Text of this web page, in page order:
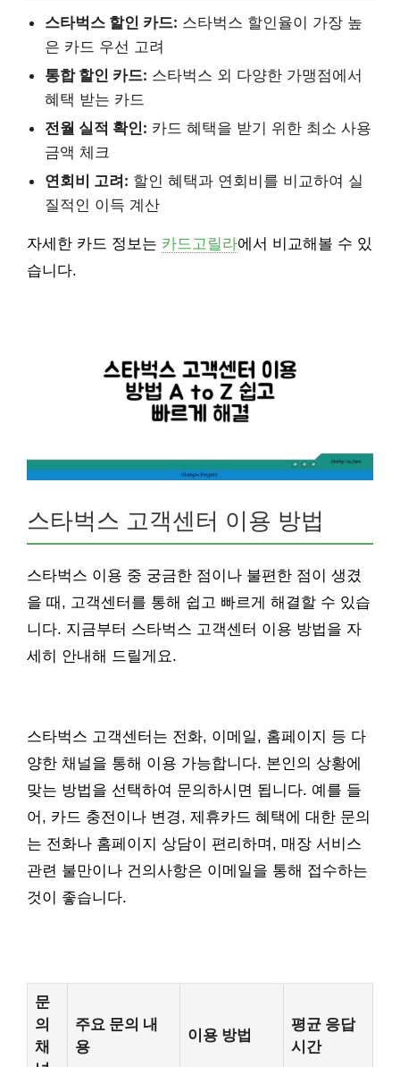
스타벅스 할인 카드: 스타벅스 할인율이 가장 높
은 카드 우선 고려
통합 할인 카드: 스타벅스 외 다양한 가맹점에서
혜택 받는 카드
전월 실적 확인: 카드 혜택을 받기 위한 최소 사용
금액 체크
연회비 고려: 할인 혜택과 연회비를 비교하여 실
질적인 이득 계산
자세한 카드 정보는 카드고릴라에서 비교해볼 수 있
습니다.
스타벅스 고객센터 이용 방법
스타벅스 이용 중 궁금한 점이나 불편한 점이 생겼
을 때, 고객센터를 통해 쉽고 빠르게 해결할 수 있습
니다. 지금부터 스타벅스 고객센터 이용 방법을 자
세히 안내해 드릴게요.
스타벅스 고객센터는 전화, 이메일, 홈페이지 등 다
양한 채널을 통해 이용 가능합니다. 본인의 상황에
맞는 방법을 선택하여 문의하시면 됩니다. 예를 들
어, 카드 충전이나 변경, 제휴카드 혜택에 대한 문의
는 전화나 홈페이지 상담이 편리하며, 매장 서비스
관련 불만이나 건의사항은 이메일을 통해 접수하는
것이 좋습니다.
문
의
채
주요 문의 내
용
이용 방법
평균 응답
시간